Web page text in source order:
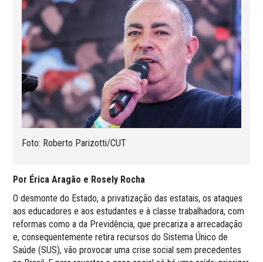
Foto: Roberto Parizotti/CUT
Por Érica Aragão e Rosely Rocha
O desmonte do Estado, a privatização das estatais, os ataques
aos educadores e aos estudantes e à classe trabalhadora, com
reformas como a da Previdência, que precariza a arrecadação
e, consequentemente retira recursos do Sistema Único de
Saúde (SUS), vão provocar uma crise social sem precedentes